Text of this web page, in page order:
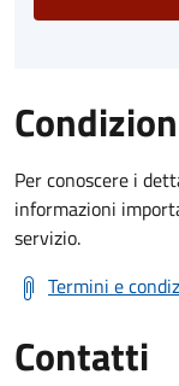
Per conoscere i
informazioni
servizio.
Termini e
Contatti